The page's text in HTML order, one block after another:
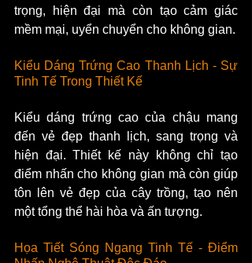
trọng, hiện đại mà còn tạo cảm giác
mềm mại, uyển chuyển cho không gian.
Kiểu Dáng Trứng Cao Thanh Lịch - Sự
Tinh Tế Trong Thiết Kế
Kiểu dáng trứng cao của chậu mang
đến vẻ đẹp thanh lịch, sang trọng và
hiện đại. Thiết kế này không chỉ tạo
điểm nhấn cho không gian mà còn giúp
tôn lên vẻ đẹp của cây trồng, tạo nên
một tổng thể hài hòa và ấn tượng.
Họa Tiết Sóng Ngang Tinh Tế - Điểm